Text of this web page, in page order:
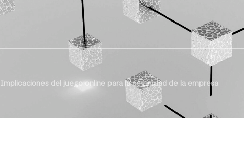
Implicaciones del juego online para la seguridad de la empresa